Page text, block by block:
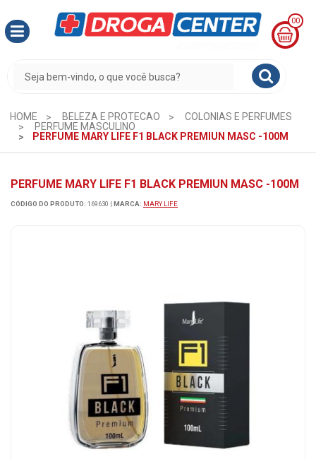
00
CESTA
R$
0,00
HOME BELEZA E PROTECAO
COLONIAS E PERFUMES
PERFUME MASCULINO
PERFUME MARY LIFE F1 BLACK PREMIUN MASC -100M
PERFUME MARY LIFE F1 BLACK PREMIUN MASC -100M
CÓDIGO DO PRODUTO: 169630 | MARCA: MARY LIFE